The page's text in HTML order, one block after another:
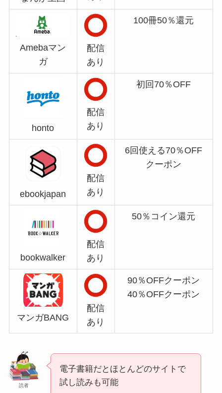
Amebaマン
ガ
配信
あり
100冊50％還元
honto
配信
あり
初回70％OFF
ebookjapan
配信
あり
6回使える70％OFF
クーポン
bookwalker
配信
あり
50％コイン還元
マンガBANG
配信
あり
90％OFFクーポン
40％OFFクーポン
読者
電子書籍だとほとんどのサイトで
試し読みも可能